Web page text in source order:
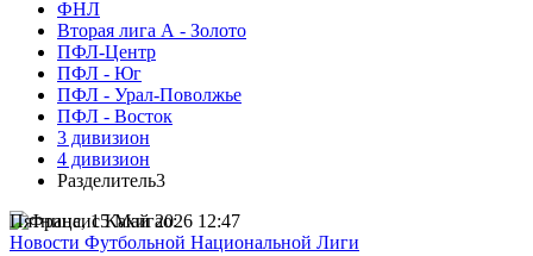
ФНЛ
Вторая лига А - Золото
ПФЛ-Центр
ПФЛ - Юг
ПФЛ - Урал-Поволжье
ПФЛ - Восток
3 дивизион
4 дивизион
Разделитель3
Пятница, 15 Май 2026 12:47
Новости Футбольной Национальной Лиги